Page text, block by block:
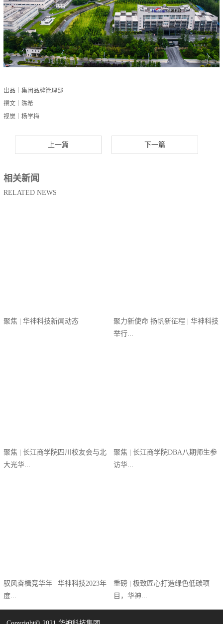
出品｜集团品牌管理部
撰文｜陈希
视觉｜杨学梅
上一篇 下一篇
相关新闻
RELATED NEWS
聚焦 | 华神科技新闻动态
聚力新使命 扬帆新征程 | 华神科技
举行...
聚焦 | 长江商学院四川校友会与北
大光华...
聚焦 | 长江商学院DBA八期师生参
访华...
驭风奋楫竞华年 | 华神科技2023年
度...
重磅 | 极致匠心打造绿色低碳项
目，华神...